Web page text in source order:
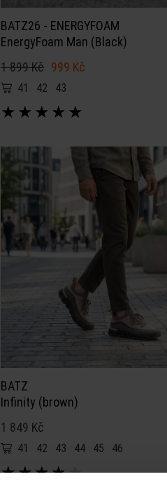
BATZ26 - ENERGYFOAM
EnergyFoam Man (Black)
1 899 Kč 999 Kč
41 42 43
★ ★ ★ ★ ★
BATZ
Infinity (brown)
1 849 Kč
41 42 43 44 45 46
★★★★★